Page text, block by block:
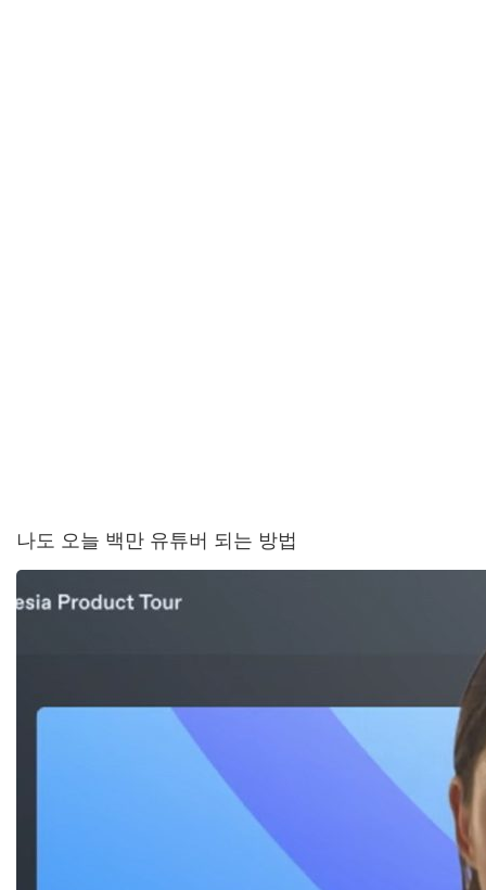
나도 오늘 백만 유튜버 되는 방법